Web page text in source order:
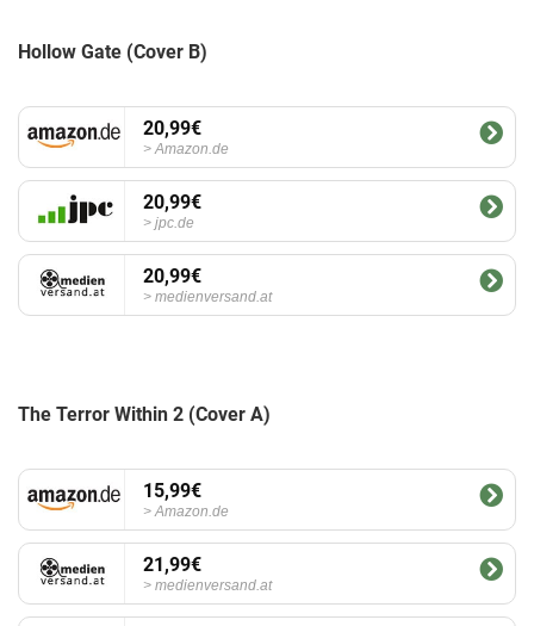
Hollow Gate (Cover B)
20,99€
Amazon.de
20,99€
jpc.de
20,99€
medienversand.at
The Terror Within 2 (Cover A)
15,99€
Amazon.de
21,99€
medienversand.at